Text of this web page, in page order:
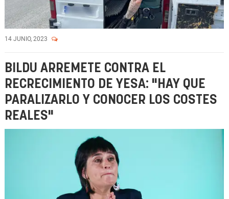
14 JUNIO, 2023
BILDU ARREMETE CONTRA EL
RECRECIMIENTO DE YESA: "HAY QUE
PARALIZARLO Y CONOCER LOS COSTES
REALES"